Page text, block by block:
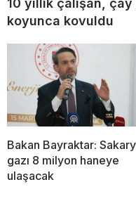
10 yıllık çalışan,
koyunca kovuldu
Bakan Bayraktar:
gazı 8 milyon haneye
ulaşacak